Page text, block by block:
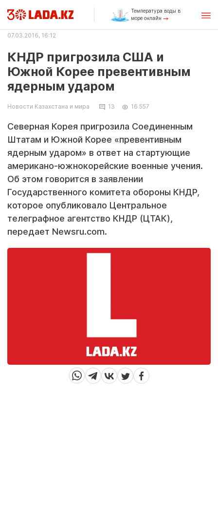
Температура воды в
море онлайн
07.03.2016, 16:12
КНДР пригрозила США и
Южной Корее превентивным
ядерным ударом
Новости Казахстана и мира 13 16 557
Северная Корея пригрозила Соединенным
Штатам и Южной Корее «превентивным
ядерным ударом» в ответ на стартующие
американо-южнокорейские военные учения.
Об этом говорится в заявлении
Государственного комитета обороны КНДР,
которое опубликовало Центральное
телеграфное агентство КНДР (ЦТАК),
передает Newsru.com.